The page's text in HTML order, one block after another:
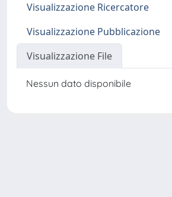
Visualizzazione Ricercatore
Visualizzazione Pubblicazione
Visualizzazione File
Nessun dato disponibile